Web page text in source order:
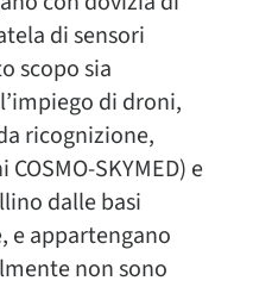
di sensori
scopo sia
di droni,
ricognizione,
SKYMED) e
dalle basi
e appartengano
non sono